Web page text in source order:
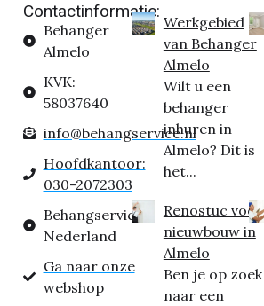
Contactinformatie:
Behanger
Almelo
KVK:
58037640
info@behangservice.nl
Hoofdkantoor:
030-2072303
Behangservice
Nederland
Ga naar onze
webshop
Werkgebied
van Behanger
Almelo
Wilt u een
behanger
inhuren in
Almelo? Dit is
het...
Renostuc voor
nieuwbouw in
Almelo
Ben je op zoek
naar een